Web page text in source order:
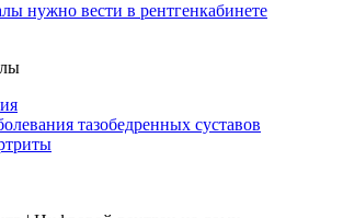
нужно вести в рентгенкабинете
тазобедренных суставов